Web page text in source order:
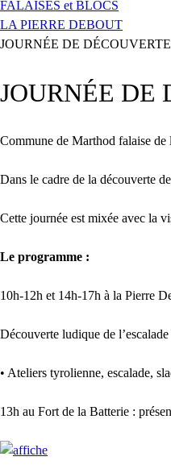
FALAISES et BLOCS
LA PIERRE DEBOUT
JOURNÉE DE
JOURNÉE DE
Commune de Marthod falaise de
Dans le cadre de la découverte
Cette journée est mixée avec la
Le programme :
10h-12h et 14h-17h à la Pierre
Découverte ludique de l’escalade
• Ateliers tyrolienne, escalade,
13h au Fort de la Batterie :